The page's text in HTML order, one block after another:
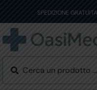
content
SPEDIZIONE